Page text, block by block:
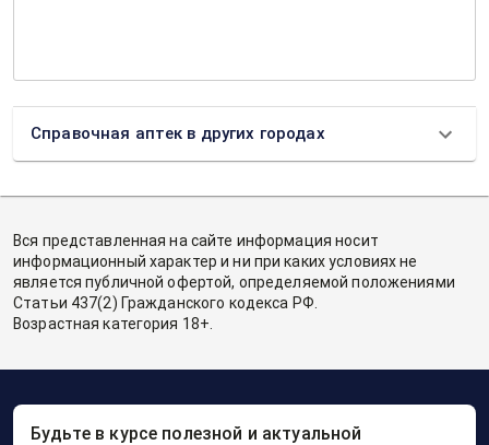
Справочная аптек в других городах
Вся представленная на сайте информация носит
информационный характер и ни при каких условиях не
является публичной офертой, определяемой положениями
Статьи 437(2) Гражданского кодекса РФ.
Возрастная категория 18+.
Будьте в курсе полезной и актуальной